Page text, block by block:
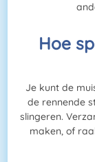
Hoe
Je kunt de
de rennende
slingeren.
maken, of